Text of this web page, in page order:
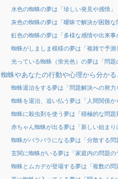
水色の蜘蛛の夢は「珍しい発見や感情」
灰色の蜘蛛の夢は「曖昧で解決が困難な
虹色の蜘蛛の夢は「多様な感情や出来事
蜘蛛がしましま模様の夢は「複雑で予測
光っている蜘蛛（蛍光色）の夢は「問題
蜘蛛やあなたの行動や心理から分かる
蜘蛛退治をする夢は「問題解決への努力
蜘蛛を退治、追い払う夢は「人間関係か
蜘蛛に殺虫剤を使う夢は「積極的な問題
赤ちゃん蜘蛛が出る夢は「新しい始まり
蜘蛛がバラバラになる夢は「分散する問
玄関に蜘蛛がいる夢は「家庭内の問題の
蜘蛛とムカデが登場する夢は「複数の問